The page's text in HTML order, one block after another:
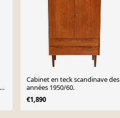
Cabinet en teck scandinave des
années 1950/60.
€1,890